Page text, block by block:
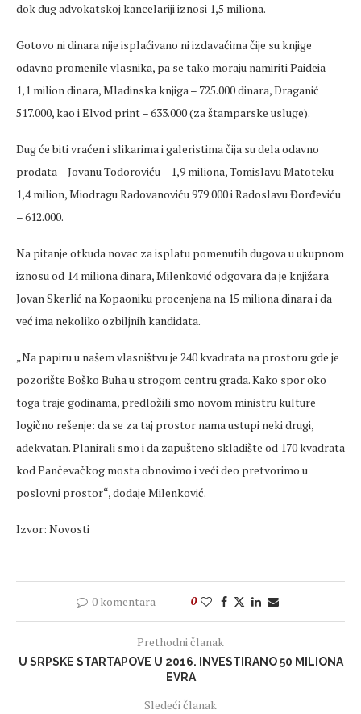
dok dug advokatskoj kancelariji iznosi 1,5 miliona.
Gotovo ni dinara nije isplaćivano ni izdavačima čije su knjige
odavno promenile vlasnika, pa se tako moraju namiriti Paideia –
1,1 milion dinara, Mladinska knjiga – 725.000 dinara, Draganić
517.000, kao i Elvod print – 633.000 (za štamparske usluge).
Dug će biti vraćen i slikarima i galeristima čija su dela odavno
prodata – Jovanu Todoroviću – 1,9 miliona, Tomislavu Matoteku –
1,4 milion, Miodragu Radovanoviću 979.000 i Radoslavu Đorđeviću
– 612.000.
Na pitanje otkuda novac za isplatu pomenutih dugova u ukupnom
iznosu od 14 miliona dinara, Milenković odgovara da je knjižara
Jovan Skerlić na Kopaoniku procenjena na 15 miliona dinara i da
već ima nekoliko ozbiljnih kandidata.
„Na papiru u našem vlasništvu je 240 kvadrata na prostoru gde je
pozorište Boško Buha u strogom centru grada. Kako spor oko
toga traje godinama, predložili smo novom ministru kulture
logično rešenje: da se za taj prostor nama ustupi neki drugi,
adekvatan. Planirali smo i da zapušteno skladište od 170 kvadrata
kod Pančevačkog mosta obnovimo i veći deo pretvorimo u
poslovni prostor“, dodaje Milenković.
Izvor: Novosti
0 komentara 0
Prethodni članak
U SRPSKE STARTAPOVE U 2016. INVESTIRANO 50 MILIONA
EVRA
Sledeći članak